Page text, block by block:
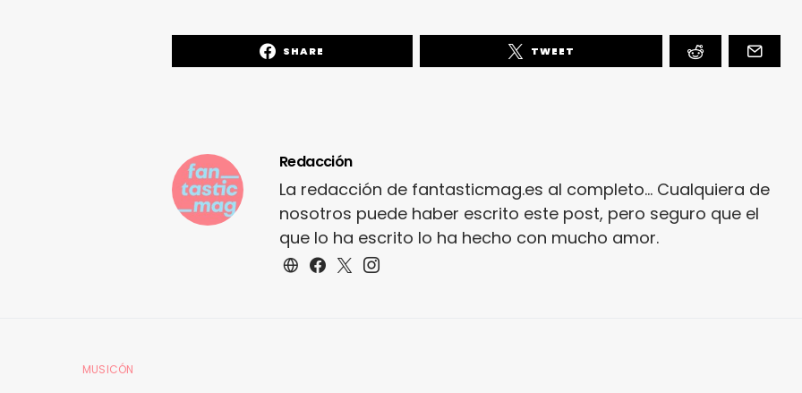
SHARE TWEET
Redacción
La redacción de fantasticmag.es al completo... Cualquiera de
nosotros puede haber escrito este post, pero seguro que el
que lo ha escrito lo ha hecho con mucho amor.
MUSICÓN